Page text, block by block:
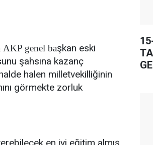
genel başkan eski
şahsına kazanç
halen milletvekilliğinin
görmekte zorluk